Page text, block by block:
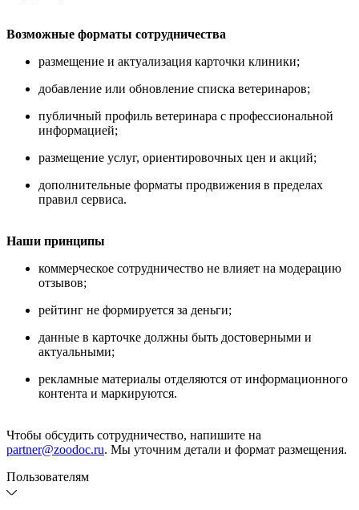
Возможные форматы сотрудничества
размещение и актуализация карточки клиники;
добавление или обновление списка ветеринаров;
публичный профиль ветеринара с профессиональной
информацией;
размещение услуг, ориентировочных цен и акций;
дополнительные форматы продвижения в пределах
правил сервиса.
Наши принципы
коммерческое сотрудничество не влияет на модерацию
отзывов;
рейтинг не формируется за деньги;
данные в карточке должны быть достоверными и
актуальными;
рекламные материалы отделяются от информационного
контента и маркируются.
Чтобы обсудить сотрудничество, напишите на
partner@zoodoc.ru. Мы уточним детали и формат размещения.
Пользователям